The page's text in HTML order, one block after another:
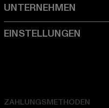
ZAHLUNGSMETHODEN